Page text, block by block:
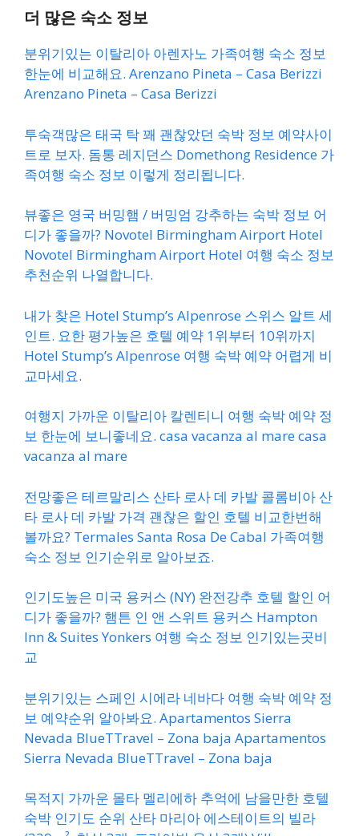
더 많은 숙소 정보
분위기있는 이탈리아 아렌자노 가족여행 숙소 정보
한눈에 비교해요. Arenzano Pineta – Casa Berizzi
Arenzano Pineta – Casa Berizzi
투숙객많은 태국 탁 꽤 괜찮았던 숙박 정보 예약사이
트로 보자. 돔통 레지던스 Domethong Residence 가
족여행 숙소 정보 이렇게 정리됩니다.
뷰좋은 영국 버밍햄 / 버밍엄 강추하는 숙박 정보 어
디가 좋을까? Novotel Birmingham Airport Hotel
Novotel Birmingham Airport Hotel 여행 숙소 정보
추천순위 나열합니다.
내가 찾은 Hotel Stump’s Alpenrose 스위스 알트 세
인트. 요한 평가높은 호텔 예약 1위부터 10위까지
Hotel Stump’s Alpenrose 여행 숙박 예약 어렵게 비
교마세요.
여행지 가까운 이탈리아 칼렌티니 여행 숙박 예약 정
보 한눈에 보니좋네요. casa vacanza al mare casa
vacanza al mare
전망좋은 테르말리스 산타 로사 데 카발 콜롬비아 산
타 로사 데 카발 가격 괜찮은 할인 호텔 비교한번해
볼까요? Termales Santa Rosa De Cabal 가족여행
숙소 정보 인기순위로 알아보죠.
인기도높은 미국 용커스 (NY) 완전강추 호텔 할인 어
디가 좋을까? 햄튼 인 앤 스위트 용커스 Hampton
Inn & Suites Yonkers 여행 숙소 정보 인기있는곳비
교
분위기있는 스페인 시에라 네바다 여행 숙박 예약 정
보 예약순위 알아봐요. Apartamentos Sierra
Nevada BlueTTravel – Zona baja Apartamentos
Sierra Nevada BlueTTravel – Zona baja
목적지 가까운 몰타 멜리에하 추억에 남을만한 호텔
숙박 인기도 순위 산타 마리아 에스테이트의 빌라